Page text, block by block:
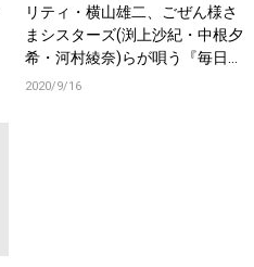
リティ・横山雄二、ごぜん様さ
まシスターズ(渕上沙紀・中根夕
希・河村綾奈)らが唄う『毎日が
日曜日／言の葉』が9月16日か
2020/9/16